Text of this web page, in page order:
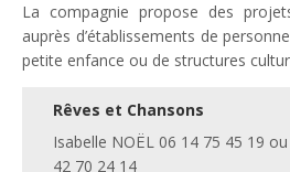
La compagnie propose des
auprès d’établissements de
petite enfance ou de structures
Rêves et Chansons
Isabelle NOËL 06 14 75 45 19
42 70 24 14